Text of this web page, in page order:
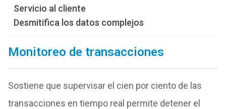
Servicio al cliente
Desmitifica los datos complejos
Monitoreo de transacciones
Sostiene que supervisar el cien por ciento de las
transacciones en tiempo real permite detener el